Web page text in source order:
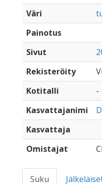
Väri
Painotus
Sivut
Rekisteröity
Kotitalli
-
Kasvattajanimi
Kasvattaja
Omistajat
Suku